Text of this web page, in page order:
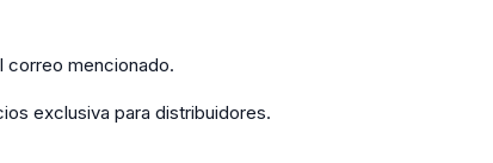
correo mencionado.
exclusiva para distribuidores.